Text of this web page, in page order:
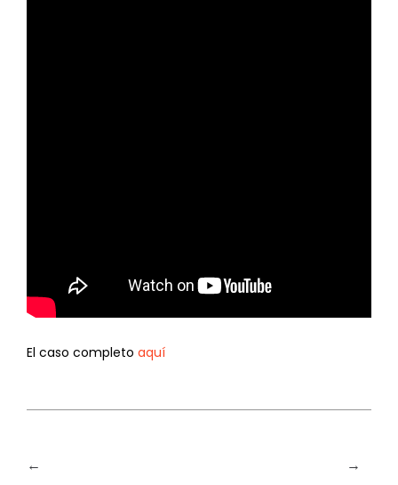
El caso completo aquí
←
→